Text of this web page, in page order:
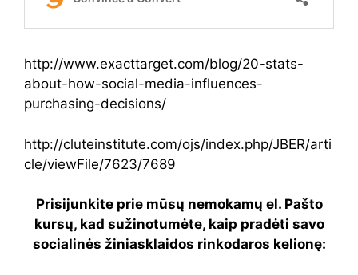
http://www.exacttarget.com/blog/20-stats-
about-how-social-media-influences-
purchasing-decisions/
http://cluteinstitute.com/ojs/index.php/JBER/arti
cle/viewFile/7623/7689
Prisijunkite prie mūsų nemokamų el. Pašto
kursų, kad sužinotumėte, kaip pradėti savo
socialinės žiniasklaidos rinkodaros kelionę: